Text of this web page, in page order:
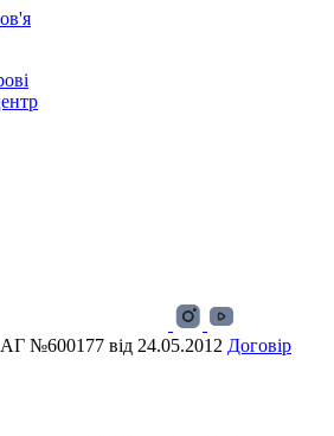
№600177 від 24.05.2012 Договір